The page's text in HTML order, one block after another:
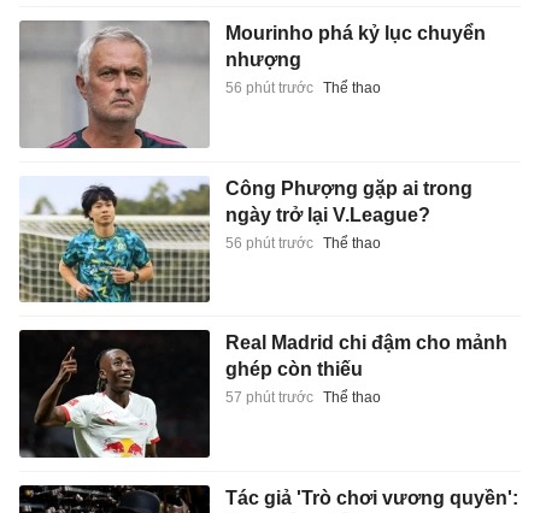
Mourinho phá kỷ lục chuyển
nhượng
56 phút trước Thể thao
Công Phượng gặp ai trong
ngày trở lại V.League?
56 phút trước Thể thao
Real Madrid chi đậm cho mảnh
ghép còn thiếu
57 phút trước Thể thao
Tác giả 'Trò chơi vương quyền':